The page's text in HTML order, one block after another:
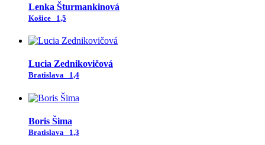
Lenka Šturmankinová
Košice 1,5
Lucia Zednikovičová
Bratislava 1,4
Boris Šima
Bratislava 1,3